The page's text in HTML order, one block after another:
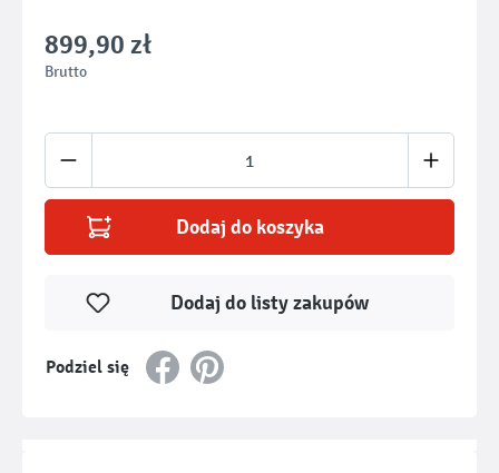
899,90 zł
Brutto
Ilość produktu: Wprowadź żądaną ilość
Dodaj do koszyka
Podziel się
Dodaj do listy zakupów